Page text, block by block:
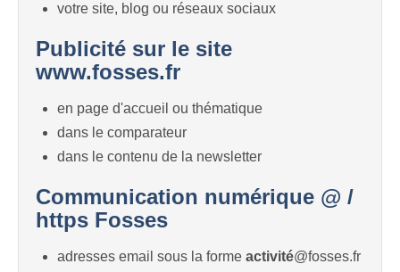
votre site, blog ou réseaux sociaux
Publicité sur le site
www.fosses.fr
en page d'accueil ou thématique
dans le comparateur
dans le contenu de la newsletter
Communication numérique @ /
https Fosses
adresses email sous la forme activité@fosses.fr